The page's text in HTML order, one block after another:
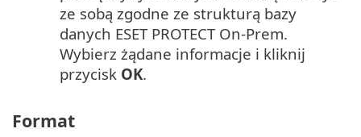
ze sobą zgodne ze strukturą bazy
danych ESET PROTECT On-Prem.
Wybierz żądane informacje i kliknij
przycisk OK.
Format